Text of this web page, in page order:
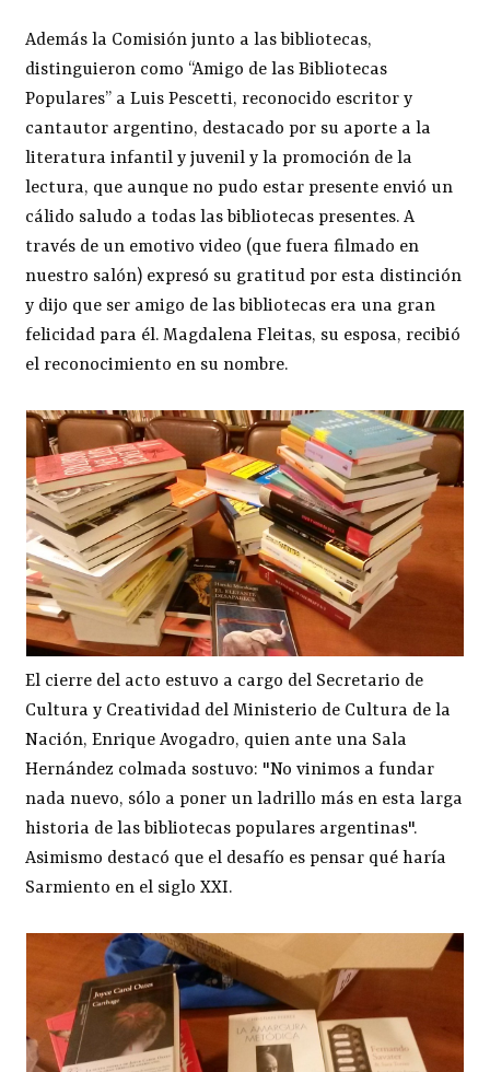
Además la Comisión junto a las bibliotecas,
distinguieron como “Amigo de las Bibliotecas
Populares” a Luis Pescetti, reconocido escritor y
cantautor argentino, destacado por su aporte a la
literatura infantil y juvenil y la promoción de la
lectura, que aunque no pudo estar presente envió un
cálido saludo a todas las bibliotecas presentes. A
través de un emotivo video (que fuera filmado en
nuestro salón) expresó su gratitud por esta distinción
y dijo que ser amigo de las bibliotecas era una gran
felicidad para él. Magdalena Fleitas, su esposa, recibió
el reconocimiento en su nombre.
El cierre del acto estuvo a cargo del Secretario de
Cultura y Creatividad del Ministerio de Cultura de la
Nación, Enrique Avogadro, quien ante una Sala
Hernández colmada sostuvo: "No vinimos a fundar
nada nuevo, sólo a poner un ladrillo más en esta larga
historia de las bibliotecas populares argentinas".
Asimismo destacó que el desafío es pensar qué haría
Sarmiento en el siglo XXI.